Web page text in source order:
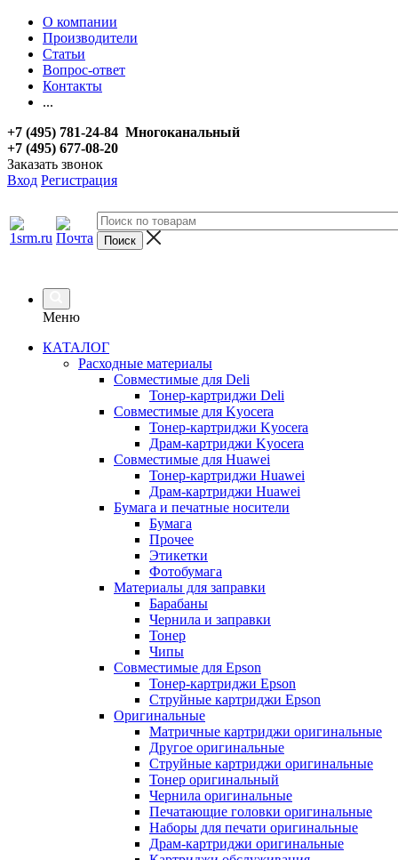
О компании
Производители
Статьи
Вопрос-ответ
Контакты
...
+7 (495) 781-24-84 Многоканальный
+7 (495) 677-08-20
Заказать звонок
Вход Регистрация
Меню
КАТАЛОГ
Расходные материалы
Совместимые для Deli
Тонер-картриджи Deli
Совместимые для Kyocera
Тонер-картриджи Kyocera
Драм-картриджи Kyocera
Совместимые для Huawei
Тонер-картриджи Huawei
Драм-картриджи Huawei
Бумага и печатные носители
Бумага
Прочее
Этикетки
Фотобумага
Материалы для заправки
Барабаны
Чернила и заправки
Тонер
Чипы
Совместимые для Epson
Тонер-картриджи Epson
Струйные картриджи Epson
Оригинальные
Матричные картриджи оригинальные
Другое оригинальные
Струйные картриджи оригинальные
Тонер оригинальный
Чернила оригинальные
Печатающие головки оригинальные
Наборы для печати оригинальные
Драм-картриджи оригинальные